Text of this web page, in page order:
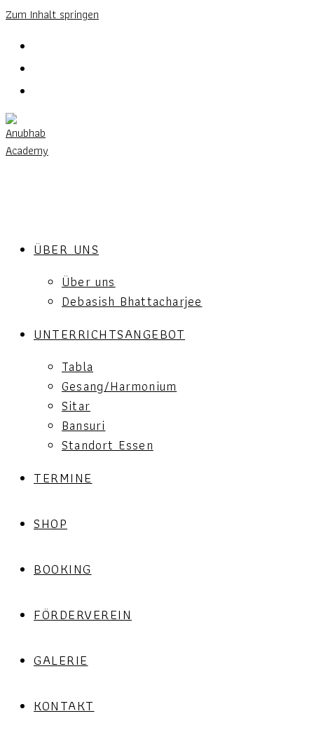
Zum Inhalt springen
ÜBER UNS
Über uns
Debasish Bhattacharjee
UNTERRICHTSANGEBOT
Tabla
Gesang/Harmonium
Sitar
Bansuri
Standort Essen
TERMINE
SHOP
BOOKING
FÖRDERVEREIN
GALERIE
KONTAKT